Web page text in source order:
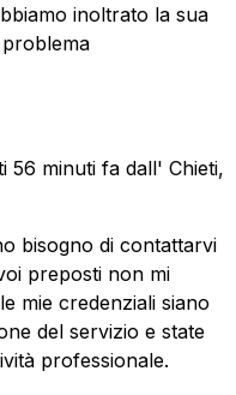
inoltrato la sua
56 minuti fa dall' Chieti,
bisogno di contattarvi
preposti non mi
mie credenziali siano
del servizio e state
professionale.